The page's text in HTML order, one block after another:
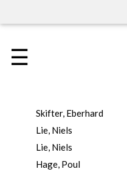
☰
Skifter, Eberhard
Lie, Niels
Lie, Niels
Hage, Poul